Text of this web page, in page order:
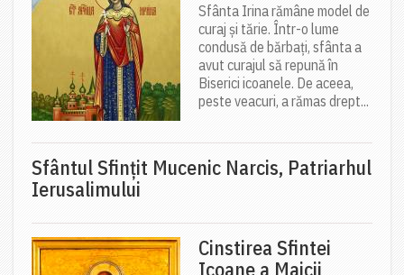
Sfânta Irina rămâne model de
curaj și tărie. Într-o lume
condusă de bărbați, sfânta a
avut curajul să repună în
Biserici icoanele. De aceea,
peste veacuri, a rămas drept...
Sfântul Sfinţit Mucenic Narcis, Patriarhul
Ierusalimului
Cinstirea Sfintei
Icoane a Maicii